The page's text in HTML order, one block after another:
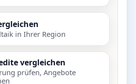
in Ihrer Region
vergleichen
prüfen, Angebote